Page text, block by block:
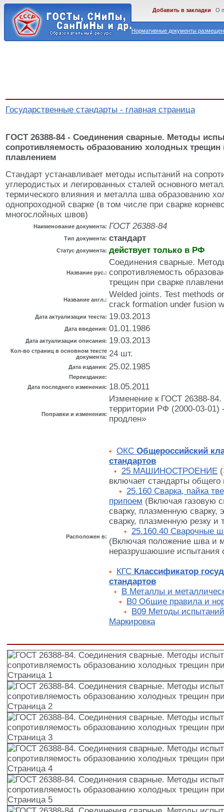
Нормативные документы
Добавить в закладки О
Государственные стандарты - главная страница
ГОСТ 26388-84 - Соединения сварные. Методы
сопротивляемость образованию холодных трещин
плавлением
Стандарт устанавливает методы испытаний на
углеродистых и легированных сталей основного
термического влияния и металла шва образованию
однопроходной сварке (в том числе при сварке
многослойных швов)
Наименование документа: ГОСТ 26388-84
Тип документа: стандарт
Статус документа: действует только в РФ
Название рус.:
Соединения сварные.
сопротивляемость
трещин при сварке
Название англ.:
Welded joints. Test methods
crack formation under fusion
Дата актуализации текста: 19.03.2013
Дата введения: 01.01.1986
Дата актуализации описания: 19.03.2013
Кол-во страниц в основном тексте
документа: 24 шт.
Дата издания: 25.02.1985
Переиздание:
Дата последнего изменения: 18.05.2011
Поправки и изменения:
Изменение к ГОСТ 26388-84.
территории РФ (2000-03-01)
продлен»
Расположен в:
ОКС Общероссийский
стандартов
25 МАШИНОСТРОЕНИЕ
включает стандарты общего
25.160 Сварка, пайка
припоем (Включая газовую
сварку, плазменную сварку,
сварку, плазменную резку и
25.160.40 Сварочные
(Включая положение шва и
неразрушаюшие испытания
КГС Классификатор
стандартов
В Металлы и
В0 Общие правила и
В09 Методы
Маркировка